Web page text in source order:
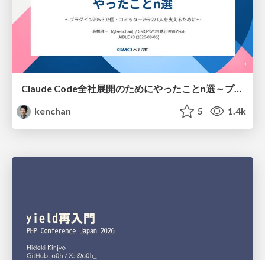
Claude Code全社展開のためにやったことn選～プラグイン302個・コミッター271人を支えるために～
kenchan
5 1.4k